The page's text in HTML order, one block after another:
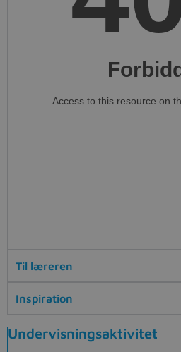
Til læreren
Inspiration
Undervisningsaktivitet